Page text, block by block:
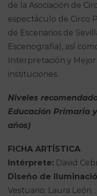
de la Asociación de
espectáculo de Circo
de Escenarios de
Escenografía), así
Interpretación y
instituciones.
Niveles
Educación Primaria y
años)
FICHA ARTÍSTICA
Intérprete:David
Diseño de
Vestuario: Laura León